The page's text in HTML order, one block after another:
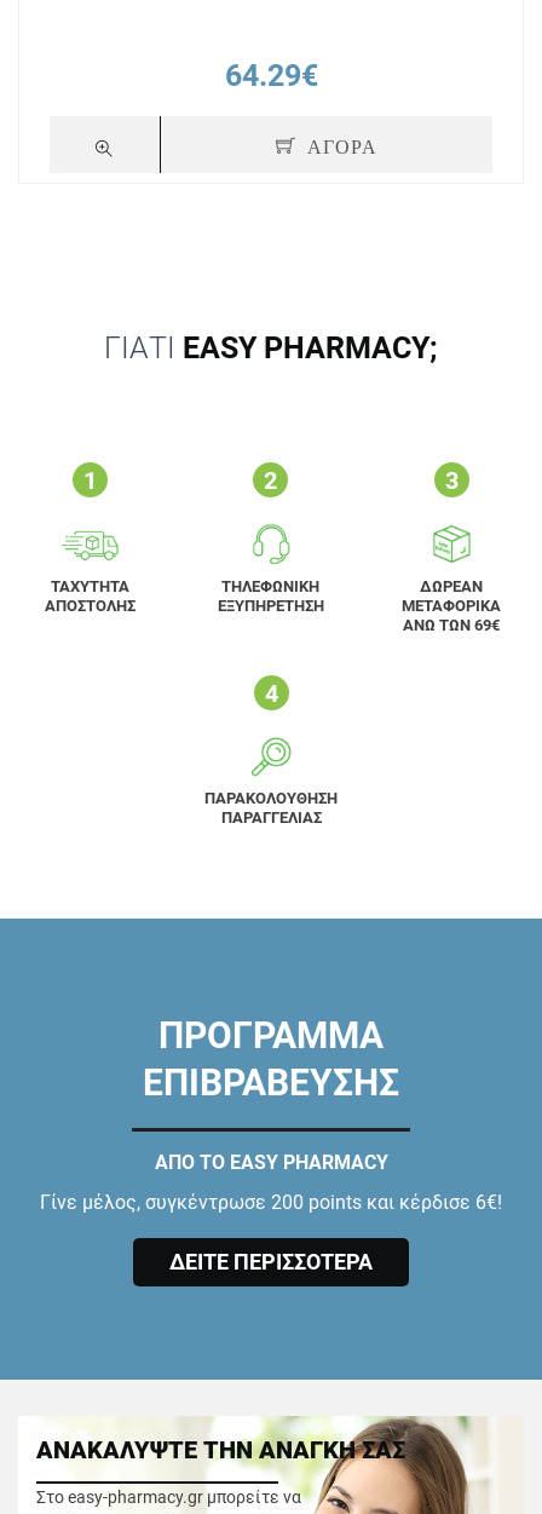
64.29€
ΑΓΟΡΑ
ΓΙΑΤΙ EASY PHARMACY;
ΤΑΧΥΤΗΤΑ
ΑΠΟΣΤΟΛΗΣ
ΤΗΛΕΦΩΝΙΚΗ
ΕΞΥΠΗΡΕΤΗΣΗ
ΔΩΡΕΑΝ
ΜΕΤΑΦΟΡΙΚΑ
ΑΝΩ ΤΩΝ 69€
ΠΑΡΑΚΟΛΟΥΘΗΣΗ
ΠΑΡΑΓΓΕΛΙΑΣ
ΠΡΟΓΡΑΜΜΑ
ΕΠΙΒΡΑΒΕΥΣΗΣ
ΑΠΟ ΤΟ EASY PHARMACY
Γίνε μέλος, συγκέντρωσε 200 points και κέρδισε 6€!
ΔΕΙΤΕ ΠΕΡΙΣΣΟΤΕΡΑ
ΑΝΑΚΑΛΥΨΤΕ ΤΗΝ ΑΝΑΓΚΗ ΣΑΣ
Στο easy-pharmacy.gr μπορείτε να